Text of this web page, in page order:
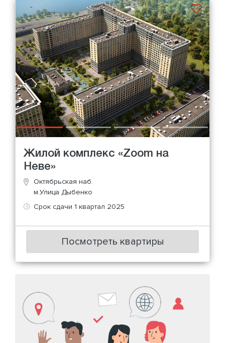
Жилой комплекс «Zoom на
Неве»
Октябрьская наб.
м.Улица Дыбенко
Срок сдачи 1 квартал 2025
Посмотреть квартиры